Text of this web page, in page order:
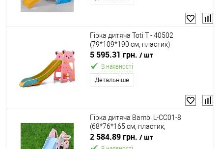
Гірка дитяча Toti T - 40502
(79*109*190 см, пластик)
5 595.31 грн. / шт
В наявності
Детальніше
Гірка дитяча Bambi L-CC01-8
(68*76*165 см, пластик,
баскетбольне кільце, м'яч)
2 584.89 грн. / шт